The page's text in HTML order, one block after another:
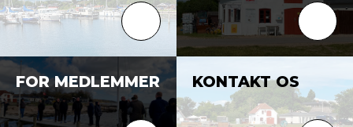
FOR MEDLEMMER KONTAKT OS